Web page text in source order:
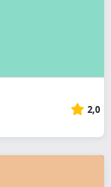
2,0